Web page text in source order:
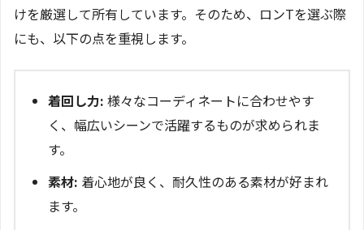
けを厳選して所有しています。そのため、ロンTを選ぶ際
にも、以下の点を重視します。
着回し力: 様々なコーディネートに合わせやす
く、幅広いシーンで活躍するものが求められま
す。
素材: 着心地が良く、耐久性のある素材が好まれ
ます。